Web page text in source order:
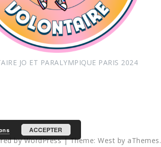
JO ET PARALYMPIQUE PARIS 2024
by WordPress |Theme: West by aThemes.
ACCEPTER